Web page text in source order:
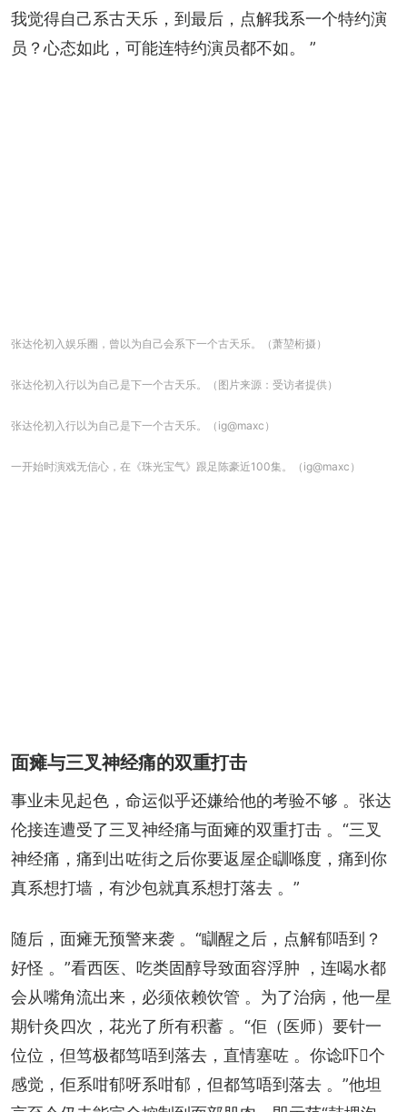
我觉得自己系古天乐，到最后，点解我系一个特约演
员？心态如此，可能连特约演员都不如。 ”
张达伦初入娱乐圈，曾以为自己会系下一个古天乐。（萧堃桁摄）
张达伦初入行以为自己是下一个古天乐。（图片来源：受访者提供）
张达伦初入行以为自己是下一个古天乐。（ig@maxc）
一开始时演戏无信心，在《珠光宝气》跟足陈豪近100集。（ig@maxc）
面瘫与三叉神经痛的双重打击
事业未见起色，命运似乎还嫌给他的考验不够 。张达
伦接连遭受了三叉神经痛与面瘫的双重打击 。“三叉
神经痛，痛到出咗街之后你要返屋企瞓喺度，痛到你
真系想打墙，有沙包就真系想打落去 。”
随后，面瘫无预警来袭 。“瞓醒之后，点解郁唔到？
好怪 。”看西医、吃类固醇导致面容浮肿 ，连喝水都
会从嘴角流出来，必须依赖饮管 。为了治病，他一星
期针灸四次，花光了所有积蓄 。“佢（医师）要针一
位位，但笃极都笃唔到落去，直情塞咗 。你谂吓𠮶个
感觉，佢系咁郁呀系咁郁，但都笃唔到落去 。”他坦